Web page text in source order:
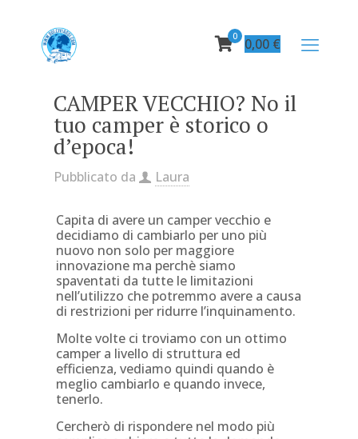
0 0,00 €
CAMPER VECCHIO? No il
tuo camper è storico o
d’epoca!
Pubblicato da Laura
Capita di avere un camper vecchio e
decidiamo di cambiarlo per uno più
nuovo non solo per maggiore
innovazione ma perchè siamo
spaventati da tutte le limitazioni
nell’utilizzo che potremmo avere a causa
di restrizioni per ridurre l’inquinamento.
Molte volte ci troviamo con un ottimo
camper a livello di struttura ed
efficienza, vediamo quindi quando è
meglio cambiarlo e quando invece,
tenerlo.
Cercherò di rispondere nel modo più